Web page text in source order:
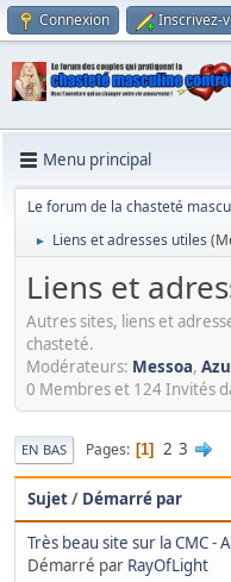
Connexion Inscrivez-
Menu principal
Le forum de la chasteté
► Liens et adresses utiles
Liens et
Autres sites, liens et
chasteté.
Modérateurs: Messoa,
0 Membres et 124 Invités
EN BAS Pages 1 2 3
Sujet/ Démarré par
Très beau site sur la CMC -
Démarré par RayOfLight